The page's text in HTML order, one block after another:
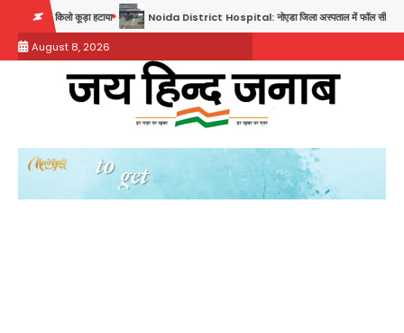
content
Noida District Hospital: नोएडा जिला अस्पताल में फॉल सीलिंग गिरी, गायनो OT गैलरी में बड़ा
August 8, 2026